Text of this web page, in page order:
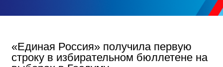
«Единая Россия» получила первую
строку в избирательном бюллетене на